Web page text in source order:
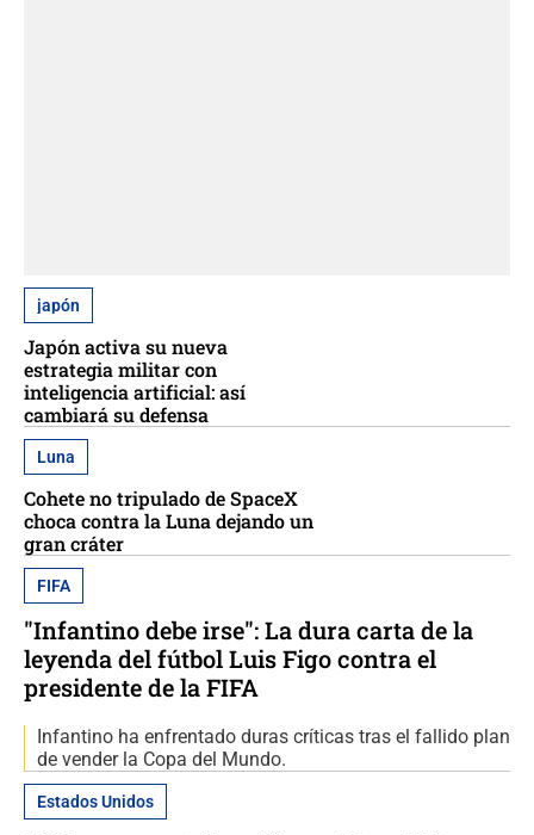
japón
Japón activa su nueva
estrategia militar con
inteligencia artificial: así
cambiará su defensa
Luna
Cohete no tripulado de SpaceX
choca contra la Luna dejando un
gran cráter
FIFA
"Infantino debe irse": La dura carta de la
leyenda del fútbol Luis Figo contra el
presidente de la FIFA
Infantino ha enfrentado duras críticas tras el fallido plan
de vender la Copa del Mundo.
Estados Unidos